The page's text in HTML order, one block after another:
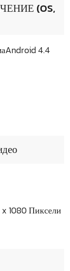
(OS,
4.4
1080 Пиксели